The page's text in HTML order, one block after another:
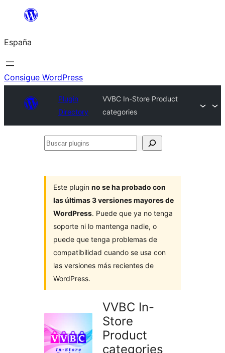
Saltar
contenido
España
Consigue WordPress
Plugin
Directory
VVBC In-Store Product
categories
Buscar
Este plugin no se ha probado con
las últimas 3 versiones mayores de
WordPress. Puede que ya no tenga
soporte ni lo mantenga nadie, o
puede que tenga problemas de
compatibilidad cuando se usa con
las versiones más recientes de
WordPress.
VVBC In-
Store
Product
categories